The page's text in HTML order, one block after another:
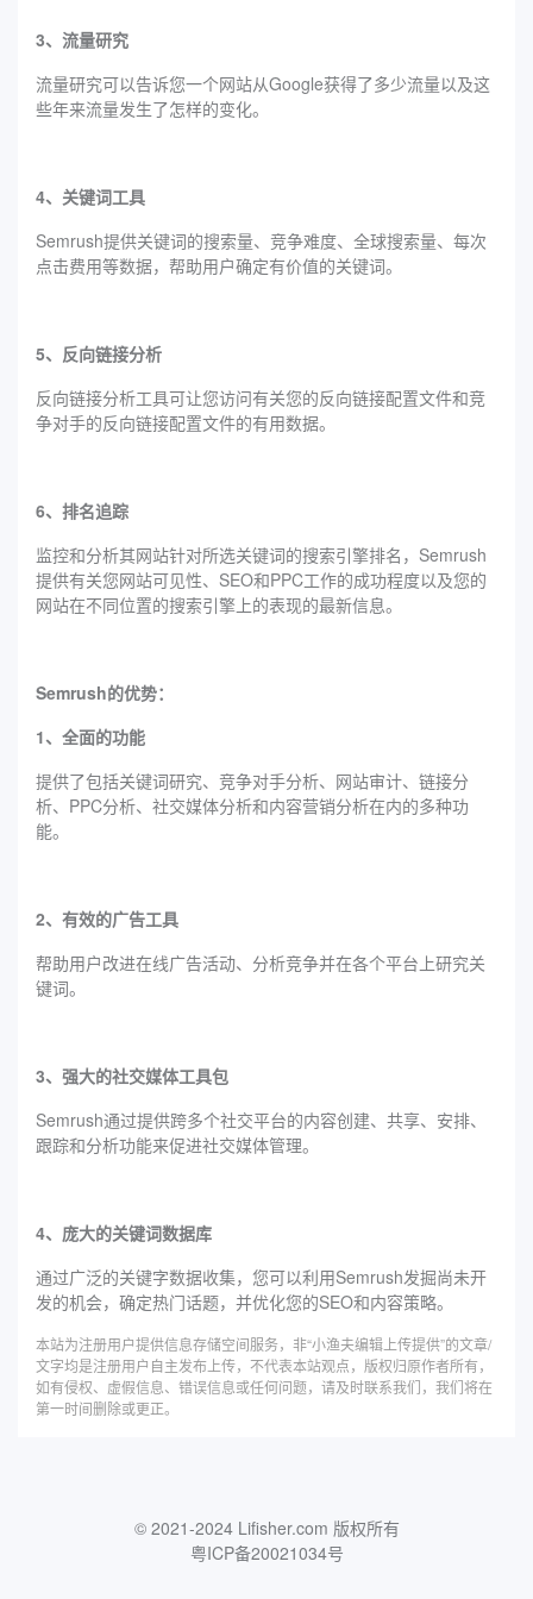
3、流量研究
流量研究可以告诉您一个网站从Google获得了多少流量以及这
些年来流量发生了怎样的变化。
4、关键词工具
‌Semrush‌提供关键词的搜索量、竞争难度、全球搜索量、每次
点击费用等数据，帮助用户确定有价值的关键词。
5、反向链接分析
反向链接分析工具可让您访问有关您的反向链接配置文件和竞
争对手的反向链接配置文件的有用数据。
6、排名追踪
监控和分析其网站针对所选关键词的搜索引擎排名，‌Semrush‌
提供有关您网站可见性、SEO和PPC工作的成功程度以及您的
网站在不同位置的搜索引擎上的表现的最新信息。
‌Semrush‌的优势：
1、全面的功能
提供了包括关键词研究、竞争对手分析、网站审计、链接分
析、PPC分析、社交媒体分析和内容营销分析在内的多种功
能。
2、有效的广告工具
帮助用户改进在线广告活动、分析竞争并在各个平台上研究关
键词。
3、强大的社交媒体工具包
Semrush通过提供跨多个社交平台的内容创建、共享、安排、
跟踪和分析功能来促进社交媒体管理。
4、庞大的关键词数据库
通过广泛的关键字数据收集，您可以利用Semrush发掘尚未开
发的机会，确定热门话题，并优化您的SEO和内容策略。
本站为注册用户提供信息存储空间服务，非“小渔夫编辑上传提供”的文章/
文字均是注册用户自主发布上传，不代表本站观点，版权归原作者所有，
如有侵权、虚假信息、错误信息或任何问题，请及时联系我们，我们将在
第一时间删除或更正。
© 2021-2024 Lifisher.com 版权所有
粤ICP备20021034号